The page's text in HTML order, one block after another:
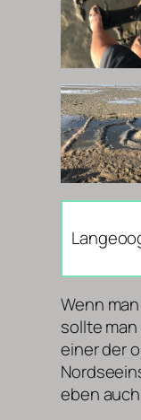
Wenn
sollte
einer der
eben